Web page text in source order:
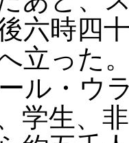
六時四
立った
ル・ウ
学生、